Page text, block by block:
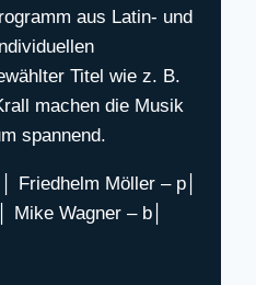
aus Latin- und
Titel wie z. B.
machen die Musik
spannend.
Friedhelm Möller – p│
Mike Wagner – b│